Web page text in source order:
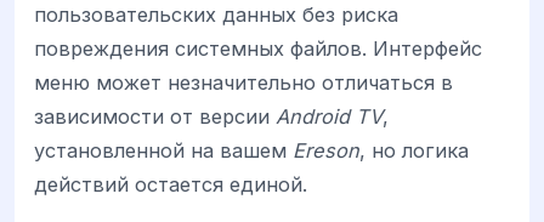
пользовательских данных без риска
повреждения системных файлов. Интерфейс
меню может незначительно отличаться в
зависимости от версии Android TV,
установленной на вашем Ereson, но логика
действий остается единой.